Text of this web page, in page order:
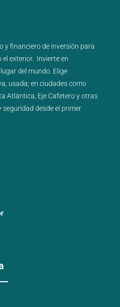
yfinancierode inversión para
exterior. Invierte en
del mundo. Elige
usada; en ciudades como
Atlántica Eje Cafeteroyotras
seguridad desde el primer